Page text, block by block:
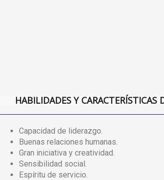
HABILIDADES Y CARACTERÍSTICAS
Capacidad de liderazgo.
Buenas relaciones humanas.
Gran iniciativa y creatividad.
Sensibilidad social.
Espíritu de servicio.